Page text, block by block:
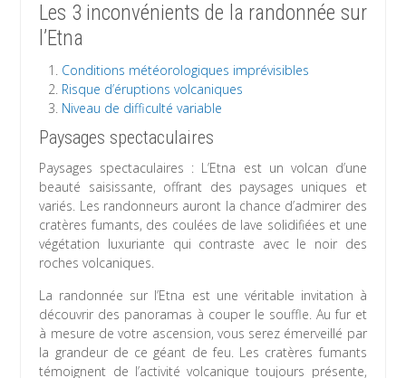
Les 3 inconvénients de la randonnée sur
l’Etna
Conditions météorologiques imprévisibles
Risque d’éruptions volcaniques
Niveau de difficulté variable
Paysages spectaculaires
Paysages spectaculaires : L’Etna est un volcan d’une
beauté saisissante, offrant des paysages uniques et
variés. Les randonneurs auront la chance d’admirer des
cratères fumants, des coulées de lave solidifiées et une
végétation luxuriante qui contraste avec le noir des
roches volcaniques.
La randonnée sur l’Etna est une véritable invitation à
découvrir des panoramas à couper le souffle. Au fur et
à mesure de votre ascension, vous serez émerveillé par
la grandeur de ce géant de feu. Les cratères fumants
témoignent de l’activité volcanique toujours présente,